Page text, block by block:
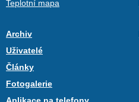
Teplotní mapa
Archiv
Uživatelé
Články
Fotogalerie